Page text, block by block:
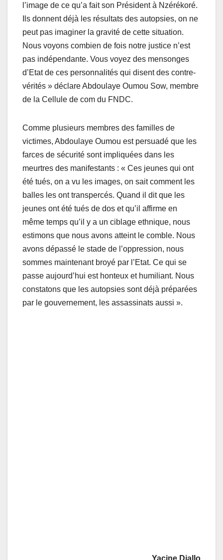
l’image de ce qu’a fait son Président à Nzérékoré.
Ils donnent déjà les résultats des autopsies, on ne
peut pas imaginer la gravité de cette situation.
Nous voyons combien de fois notre justice n’est
pas indépendante. Vous voyez des mensonges
d’Etat de ces personnalités qui disent des contre-
vérités » déclare Abdoulaye Oumou Sow, membre
de la Cellule de com du FNDC.
Comme plusieurs membres des familles de
victimes, Abdoulaye Oumou est persuadé que les
farces de sécurité sont impliquées dans les
meurtres des manifestants : « Ces jeunes qui ont
été tués, on a vu les images, on sait comment les
balles les ont transpercés. Quand il dit que les
jeunes ont été tués de dos et qu’il affirme en
même temps qu’il y a un ciblage ethnique, nous
estimons que nous avons atteint le comble. Nous
avons dépassé le stade de l’oppression, nous
sommes maintenant broyé par l’Etat. Ce qui se
passe aujourd’hui est honteux et humiliant. Nous
constatons que les autopsies sont déjà préparées
par le gouvernement, les assassinats aussi ».